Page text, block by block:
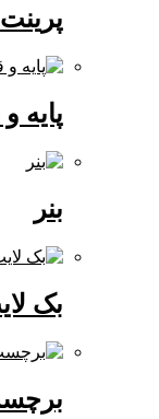
پایه و قاب